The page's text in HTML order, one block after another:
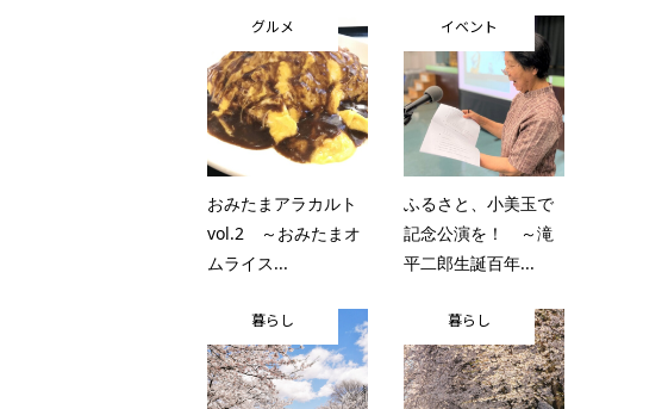
グルメ
おみたまアラカルト
vol.2 ～おみたまオ
ムライス...
イベント
ふるさと、小美玉で
記念公演を！ ～滝
平二郎生誕百年...
暮らし 暮らし